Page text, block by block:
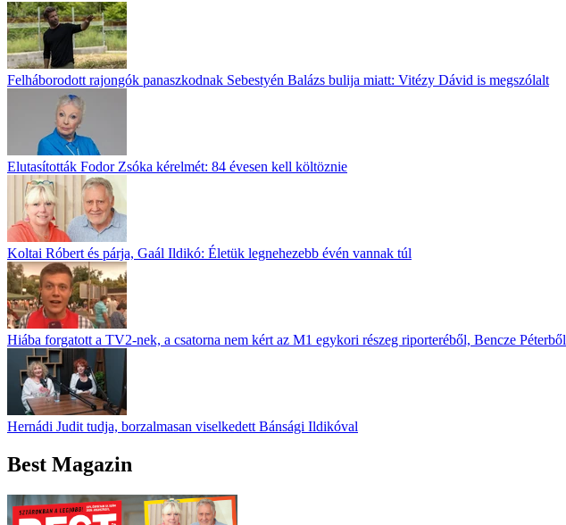
Felháborodott rajongók panaszkodnak Sebestyén Balázs bulija miatt: Vitézy Dávid is megszólalt
Elutasították Fodor Zsóka kérelmét: 84 évesen kell költöznie
Koltai Róbert és párja, Gaál Ildikó: Életük legnehezebb évén vannak túl
Hiába forgatott a TV2-nek, a csatorna nem kért az M1 egykori részeg riporteréből, Bencze Péterből
Hernádi Judit tudja, borzalmasan viselkedett Bánsági Ildikóval
Best Magazin